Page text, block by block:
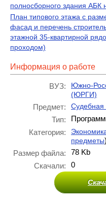
полносборного здания АБК
План типового этажа с
фасад и перечень
этажной 35-квартирной
проходом)
Информация о работе
ВУЗ:
Южно-
(ЮРГИ)
Предмет: Судебная
Тип:
Категория:
предметы)
Размер файла:
78 Kb
Скачали:
0